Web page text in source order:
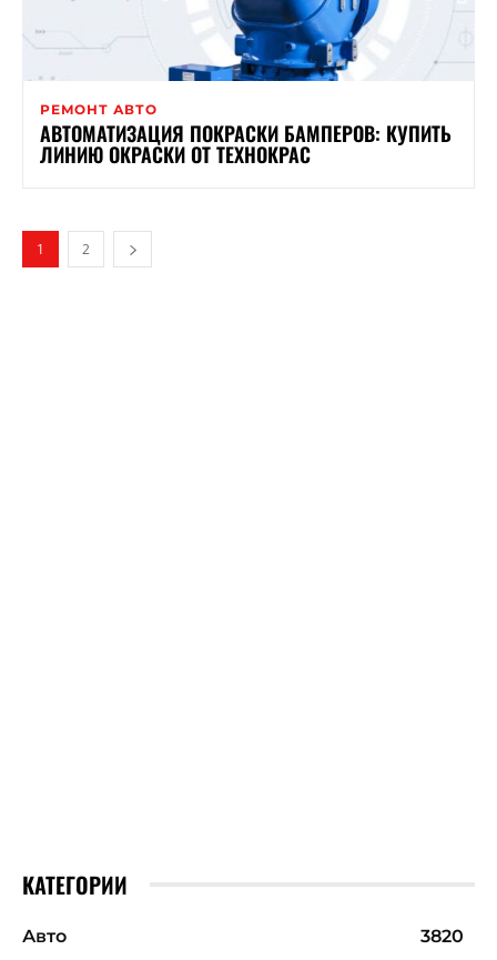
РЕМОНТ АВТО
АВТОМАТИЗАЦИЯ ПОКРАСКИ БАМПЕРОВ: КУПИТЬ
ЛИНИЮ ОКРАСКИ ОТ ТЕХНОКРАС
1 2
КАТЕГОРИИ
Авто
3820